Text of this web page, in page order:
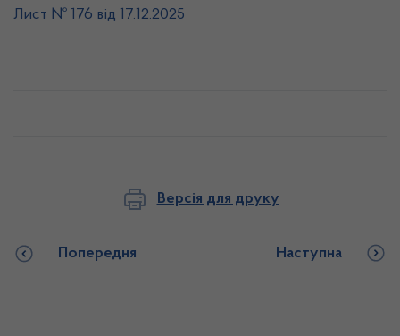
Лист № 176 від 17.12.2025
Версія для друку
Попередня Наступна